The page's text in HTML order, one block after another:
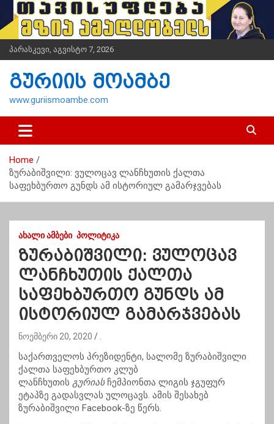
i
t
n
პარასკევი, აგვისტო 7, 2026
გურიის მოამბე
www.guriismoambe.com
Home
ზურაბიშვილი: ვულოცავ ლანჩხუთის ქალთა
საფეხბურთო გუნდს ამ ისტორიულ გამარჯვებას
ᲐᲮᲐᲚᲘ ᲐᲛᲑᲔᲑᲘ ᲞᲝᲚᲘᲢᲘᲙᲐ
ზურაბიშვილი: ვულოცავ
ლანჩხუთის ქალთა
საფეხბურთო გუნდს ამ
ისტორიულ გამარჯვებას
ნოემბერი 20, 2020
საქართველოს პრეზიდენტი, სალომე ზურაბიშვილი
ქალთა საფეხბურთო კლუბ
ლანჩხუთის გურიას ჩემპიონთა ლიგის ჯგუფურ
ეტაპზე გადასვლას ულოცავს. ამის შესახებ
ზურაბიშვილი Facebook-ზე წერს.